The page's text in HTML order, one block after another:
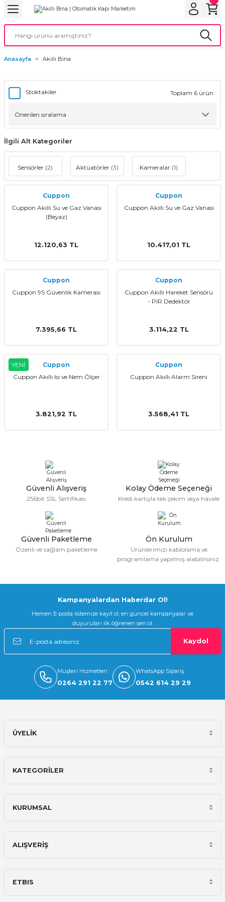
Geri Dön
Geri Dön
Motorlar
(UPS)
Geri Dön
Geri Dön
Geri Dön
Anasayfa Akıllı Bina
Stoktakiler Toplam 6 ürün
İlgili Alt Kategoriler
Sensörler (2) Aktüatörler (3) Kameralar (1)
Cuppon
Cuppon Akıllı Su ve Gaz Vanası
(Beyaz)
12.120,63 TL
Cuppon
Cuppon Akıllı Su ve Gaz Vanası
10.417,01 TL
Cuppon
Cuppon 9S Güvenlik Kamerası
7.395,66 TL
Cuppon
Cuppon Akıllı Hareket Sensörü
- PIR Dedektör
3.114,22 TL
YENİ
Cuppon
Cuppon Akıllı Isı ve Nem Ölçer
3.821,92 TL
Cuppon
Cuppon Akıllı Alarm Sireni
3.568,41 TL
Güvenli Alışveriş
256bit SSL Sertifikası
Kolay Ödeme Seçeneği
Kredi kartıyla tek çekim veya havale
Güvenli Paketleme
Özenli ve sağlam paketleme
Ön Kurulum
Ürünlerimizi kablolama ve
programlama yapılmış alabilirsiniz.
Kampanyalardan Haberdar Ol!
Hemen E-posta listemize kayıt ol, en güncel kampanyalar ve
duyuruları ilk öğrenen sen ol.
Kaydol
Müşteri Hizmetleri
0264 291 22 77
WhatsApp Sipariş
0542 614 29 29
ÜYELİK
KATEGORİLER
KURUMSAL
ALIŞVERİŞ
ETBIS